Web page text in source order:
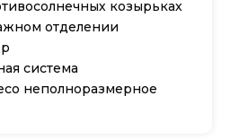
козырьках
отделении
система
неполноразмерное